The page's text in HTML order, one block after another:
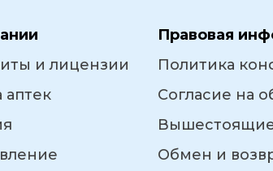
и лицензии
аптек
Правовая
Политика
Согласие на
Обмен и